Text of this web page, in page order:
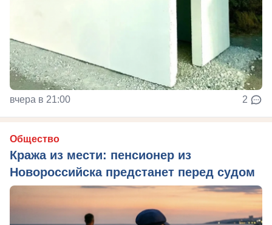
вчера в 21:00 2
Общество
Кража из мести: пенсионер из
Новороссийска предстанет перед судом